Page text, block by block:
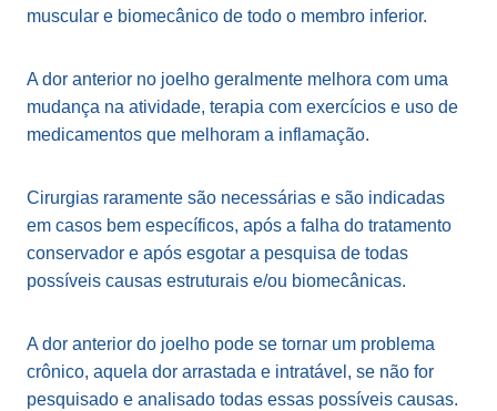
muscular e biomecânico de todo o membro inferior.
A dor anterior no joelho geralmente melhora com uma
mudança na atividade, terapia com exercícios e uso de
medicamentos que melhoram a inflamação.
Cirurgias raramente são necessárias e são indicadas
em casos bem específicos, após a falha do tratamento
conservador e após esgotar a pesquisa de todas
possíveis causas estruturais e/ou biomecânicas.
A dor anterior do joelho pode se tornar um problema
crônico, aquela dor arrastada e intratável, se não for
pesquisado e analisado todas essas possíveis causas.